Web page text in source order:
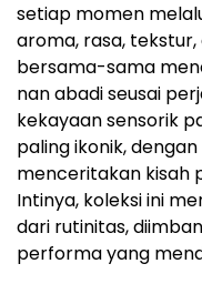
setiap momen
aroma, rasa,
bersama-sama
nan abadi seusai
kekayaan sensorik
paling ikonik,
menceritakan kisah
Intinya, koleksi ini
dari rutinitas,
performa yang